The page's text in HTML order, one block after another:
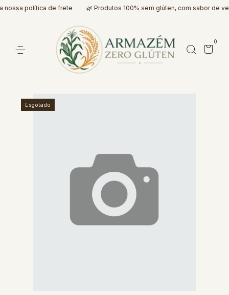
política de frete 🌿 Produtos 100% sem glúten, com sabor de
0
Esgotado